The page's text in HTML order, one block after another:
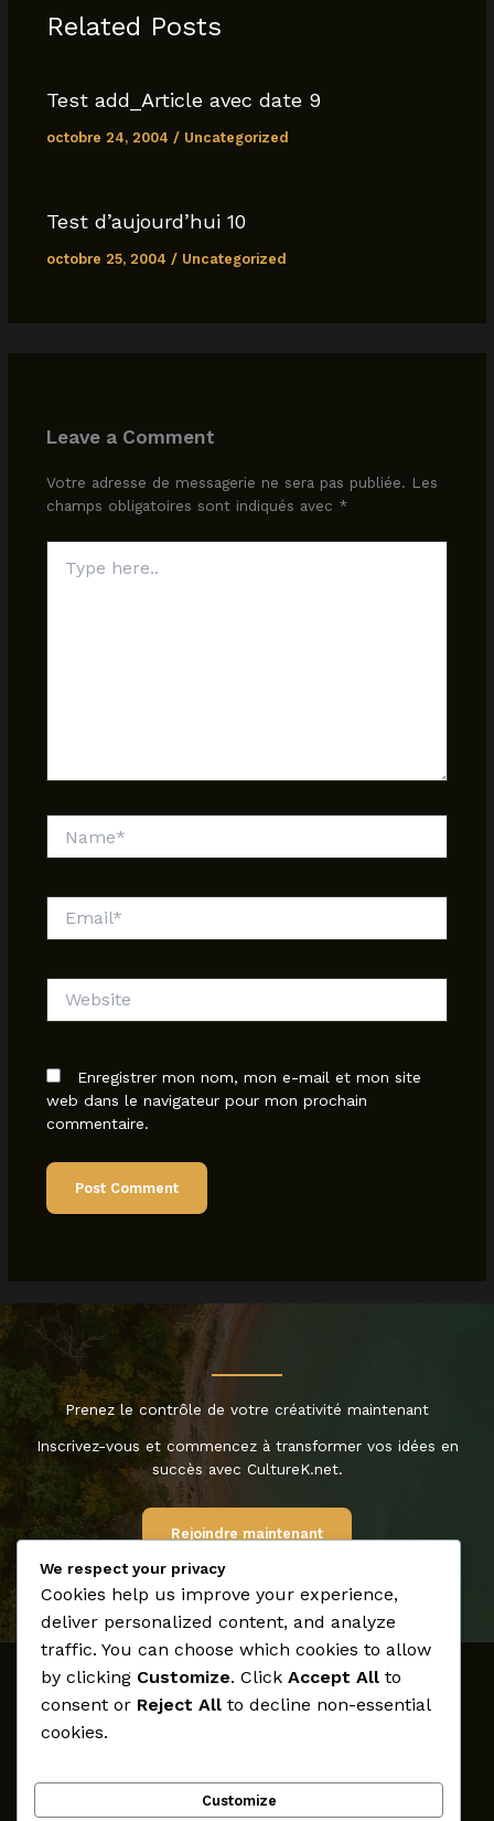
o
k
p
Related Posts
Test add_Article avec date 9
octobre 24, 2004 / Uncategorized
Test d’aujourd’hui 10
octobre 25, 2004 / Uncategorized
Leave a Comment
Votre adresse de messagerie ne sera pas publiée. Les
champs obligatoires sont indiqués avec *
here..
Enregistrer mon nom, mon e-mail et mon site
web dans le navigateur pour mon prochain
commentaire.
Prenez le contrôle de votre créativité maintenant
Inscrivez-vous et commencez à transformer vos idées en
succès avec CultureK.net.
Rejoindre maintenant
Accueil
Médias
Participer
We respect your privacy
Cookies help us improve your experience,
deliver personalized content, and analyze
traffic. You can choose which cookies to allow
by clicking Customize. Click Accept All to
consent or Reject All to decline non-essential
cookies.
Customize